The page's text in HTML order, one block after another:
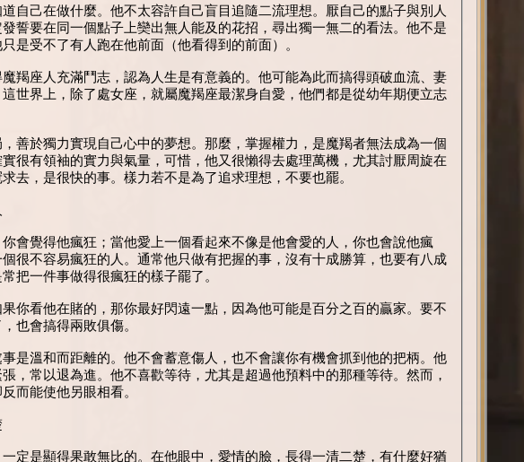
自己在做什麼。他不太容許自己盲目追隨二流理想。厭自己的點子與別人
誓要在同一個點子上奱出無人能及的花招，尋出獨一無二的看法。他不是
是受不了有人跑在他前面（他看得到的前面）。
羯座人充滿鬥志，認為人生是有意義的。他可能為此而搞得頭破血流、妻
世界上，除了處女座，就屬魔羯座最潔身自愛，他們都是從幼年期便立志
善於獨力實現自己心中的夢想。那麼，掌握權力，是魔羯者無法成為一個
很有領袖的實力與氣量，可惜，他又很懶得去處理萬機，尤其討厭周旋在
去，是很快的事。樣力若不是為了追求理想，不要也罷。
會覺得他瘋狂；當他愛上一個看起來不像是他會愛的人，你也會說他瘋
很不容易瘋狂的人。通常他只做有把握的事，沒有十成勝算，也要有八成
把一件事做得很瘋狂的樣子罷了。
你看他在賭的，那你最好閃遠一點，因為他可能是百分之百的贏家。要不
也會搞得兩敗俱傷。
是溫和而距離的。他不會蓄意傷人，也不會讓你有機會抓到他的把柄。他
，常以退為進。他不喜歡等待，尤其是超過他預料中的那種等待。然而，
而能使他另眼相看。
定是顯得果敢無比的。在他眼中，愛情的臉，長得一清二楚，有什麼好猶